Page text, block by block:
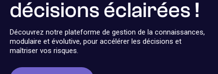
Obtenir une démo
Qui sommes-nous
Dylogy, une start-up française fondée en 2023, aide les
assureurs, les réassureurs et les courtiers à exploiter le
décisions éclairées !
Découvrez notre plateforme de gestion de la connaissances,
modulaire et évolutive, pour accélérer les décisions et
maîtriser vos risques.